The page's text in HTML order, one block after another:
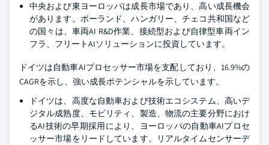
中央および東ヨーロッパは成長市場であり、高い成長機会
があります。ポーランド、ハンガリー、チェコ共和国など
の国々は、車両AI R&D作業、接続型および自律型車両イン
フラ、フリートAIソリューションに投資しています。
ドイツは自動車AIプロセッサー市場を支配しており、16.9%の
CAGRを示し、強い成長ポテンシャルを示しています。
ドイツは、高度な自動車および技術エコシステム、高いデ
ジタル成熟度、モビリティ、製造、物流の主要分野におけ
るAI技術の早期採用により、ヨーロッパの自動車AIプロセ
ッサー市場をリードしています。リアルタイムセンサーデ